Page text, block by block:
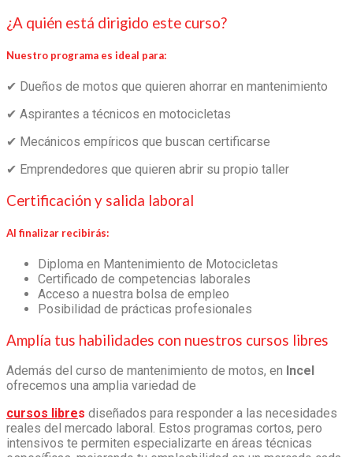
¿A quién está dirigido este curso?
Nuestro programa es ideal para:
✔ Dueños de motos que quieren ahorrar en mantenimiento
✔ Aspirantes a técnicos en motocicletas
✔ Mecánicos empíricos que buscan certificarse
✔ Emprendedores que quieren abrir su propio taller
Certificación y salida laboral
Al finalizar recibirás:
Diploma en Mantenimiento de Motocicletas
Certificado de competencias laborales
Acceso a nuestra bolsa de empleo
Posibilidad de prácticas profesionales
Amplía tus habilidades con nuestros cursos libres
Además del curso de mantenimiento de motos, en Incel
ofrecemos una amplia variedad de
cursos libres diseñados para responder a las necesidades
reales del mercado laboral. Estos programas cortos, pero
intensivos te permiten especializarte en áreas técnicas